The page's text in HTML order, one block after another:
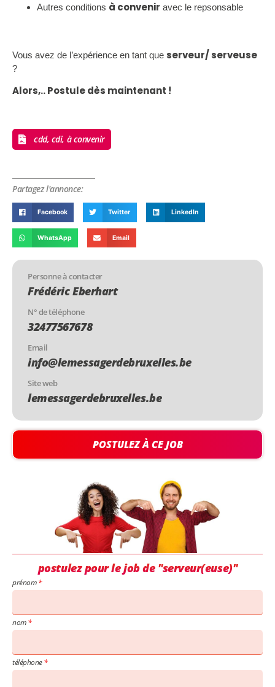
Autres conditions à convenir avec le repsonsable
Vous avez de l’expérience en tant que serveur/ serveuse
?
Alors,.. Postule dès maintenant !
cdd, cdi, à convenir
Partagez l'annonce:
Facebook Twitter LinkedIn
WhatsApp Email
Personne à contacter
Frédéric Eberhart
N° de téléphone
32477567678
Email
info@lemessagerdebruxelles.be
Site web
lemessagerdebruxelles.be
POSTULEZ À CE JOB
postulez pour le job de "serveur(euse)"
prénom
nom
téléphone